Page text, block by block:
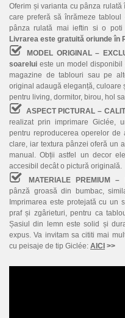
Oferim și varianta cu pânza
care preferă să înrămeze
pânza rulată mai ieftin si o poti
Livrarea este gratuită oriunde în
MODEL ORIGINAL –
soarelui este un model
magazine de tablouri sau pe
original adaugă eleganță, culoare
pentru living, dormitor, birou, hol
ASPECT PICTURAL –
realizat prin imprimare Giclée,
pentru reproducerea operelor de
clare, iar textura pânzei oferă un
manual. Obții astfel un decor
accesibil decât o pictură originală.
MATERIALE PREMIUM –
pânză groasă din bumbac,
Imprimarea este protejată cu un
praf și zgârieturi, pentru ca
Șasiul din lemn este solid și
expus. Va invitam sa cititi mai
cu peisaje de tip Giclée: AICI >>